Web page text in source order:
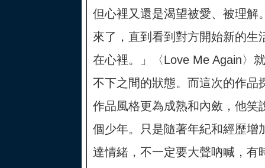
但心裡又還是渴望被愛、被理解
來了，直到看到對方開始新的生
在心裡。」〈Love Me Again〉
不下之間的狀態。而這次的作品
作品風格更為成熟和內斂，他笑
個少年。只是隨著年紀和經歷增
達情緒，不一定要大聲吶喊，有